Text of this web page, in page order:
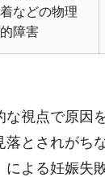
着などの物理
的障害
な視点で原因
落とされがち
よる妊娠失